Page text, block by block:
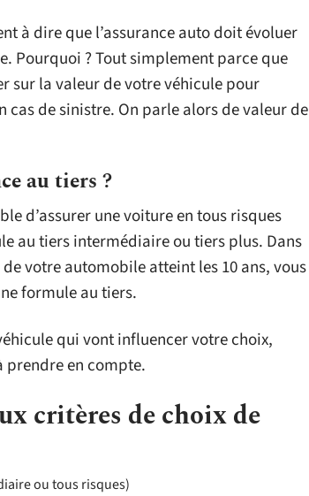
à dire que l’assurance auto doit évoluer
Pourquoi ? Tout simplement parce que
sur la valeur de votre véhicule pour
de sinistre. On parle alors de valeur de
au tiers ?
d’assurer une voiture en tous risques
au tiers intermédiaire ou tiers plus. Dans
votre automobile atteint les 10 ans, vous
formule au tiers.
qui vont influencer votre choix,
prendre en compte.
critères de choix de
ou tous risques)